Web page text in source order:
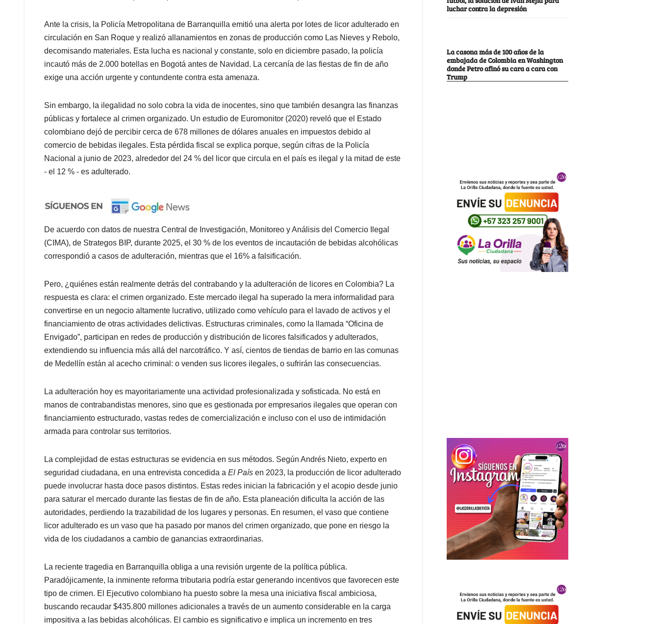
Ante la crisis, la Policía Metropolitana de Barranquilla emitió una alerta por lotes de licor adulterado en
circulación en San Roque y realizó allanamientos en zonas de producción como Las Nieves y Rebolo,
decomisando materiales. Esta lucha es nacional y constante, solo en diciembre pasado, la policía
incautó más de 2.000 botellas en Bogotá antes de Navidad. La cercanía de las fiestas de fin de año
exige una acción urgente y contundente contra esta amenaza.
Sin embargo, la ilegalidad no solo cobra la vida de inocentes, sino que también desangra las finanzas
públicas y fortalece al crimen organizado. Un estudio de Euromonitor (2020) reveló que el Estado
colombiano dejó de percibir cerca de 678 millones de dólares anuales en impuestos debido al
comercio de bebidas ilegales. Esta pérdida fiscal se explica porque, según cifras de la Policía
Nacional a junio de 2023, alrededor del 24 % del licor que circula en el país es ilegal y la mitad de este
- el 12 % - es adulterado.
De acuerdo con datos de nuestra Central de Investigación, Monitoreo y Análisis del Comercio Ilegal
(CIMA), de Strategos BIP, durante 2025, el 30 % de los eventos de incautación de bebidas alcohólicas
correspondió a casos de adulteración, mientras que el 16% a falsificación.
Pero, ¿quiénes están realmente detrás del contrabando y la adulteración de licores en Colombia? La
respuesta es clara: el crimen organizado. Este mercado ilegal ha superado la mera informalidad para
convertirse en un negocio altamente lucrativo, utilizado como vehículo para el lavado de activos y el
financiamiento de otras actividades delictivas. Estructuras criminales, como la llamada “Oficina de
Envigado”, participan en redes de producción y distribución de licores falsificados y adulterados,
extendiendo su influencia más allá del narcotráfico. Y así, cientos de tiendas de barrio en las comunas
de Medellín están al acecho criminal: o venden sus licores ilegales, o sufrirán las consecuencias.
La adulteración hoy es mayoritariamente una actividad profesionalizada y sofisticada. No está en
manos de contrabandistas menores, sino que es gestionada por empresarios ilegales que operan con
financiamiento estructurado, vastas redes de comercialización e incluso con el uso de intimidación
armada para controlar sus territorios.
La complejidad de estas estructuras se evidencia en sus métodos. Según Andrés Nieto, experto en
seguridad ciudadana, en una entrevista concedida a El País en 2023, la producción de licor adulterado
puede involucrar hasta doce pasos distintos. Estas redes inician la fabricación y el acopio desde junio
para saturar el mercado durante las fiestas de fin de año. Esta planeación dificulta la acción de las
autoridades, perdiendo la trazabilidad de los lugares y personas. En resumen, el vaso que contiene
licor adulterado es un vaso que ha pasado por manos del crimen organizado, que pone en riesgo la
vida de los ciudadanos a cambio de ganancias extraordinarias.
La reciente tragedia en Barranquilla obliga a una revisión urgente de la política pública.
Paradójicamente, la inminente reforma tributaria podría estar generando incentivos que favorecen este
tipo de crimen. El Ejecutivo colombiano ha puesto sobre la mesa una iniciativa fiscal ambiciosa,
buscando recaudar $435.800 millones adicionales a través de un aumento considerable en la carga
impositiva a las bebidas alcohólicas. El cambio es significativo e implica un incremento en tres
luchar contra la depresión
La casona más de 100 años de la
embajada de Colombia en Washington
donde Petro afinó su cara a cara con
Trump